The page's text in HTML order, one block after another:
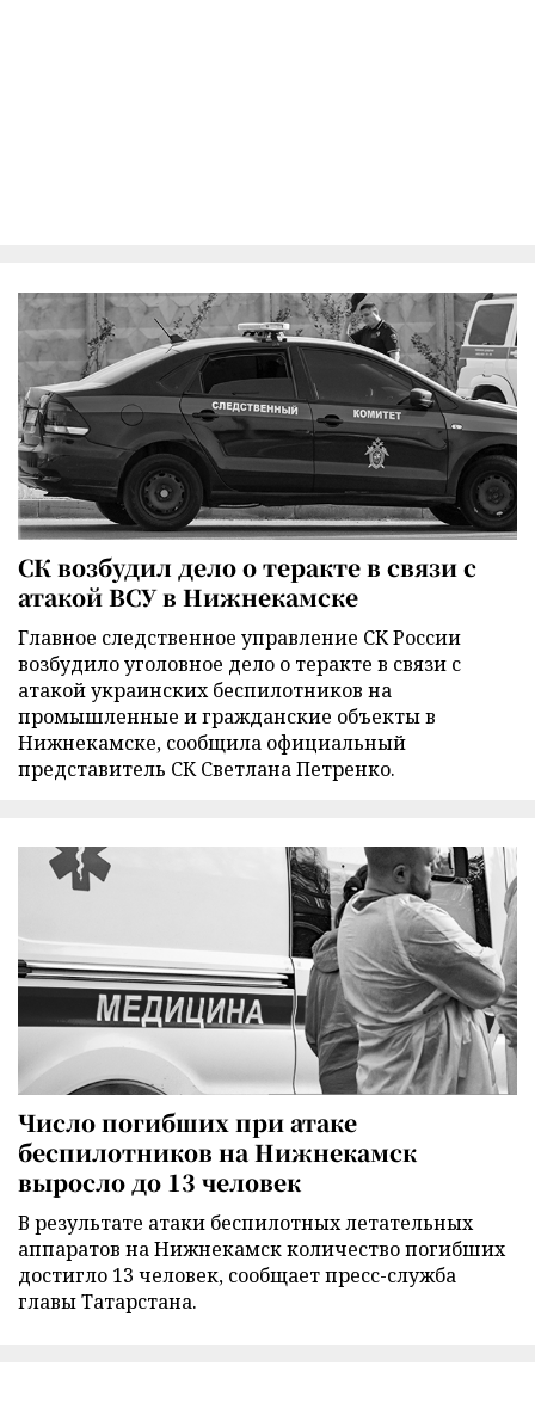
СК возбудил дело о теракте в связи с
атакой ВСУ в Нижнекамске
Главное следственное управление СК России
возбудило уголовное дело о теракте в связи с
атакой украинских беспилотников на
промышленные и гражданские объекты в
Нижнекамске, сообщила официальный
представитель СК Светлана Петренко.
Число погибших при атаке
беспилотников на Нижнекамск
выросло до 13 человек
В результате атаки беспилотных летательных
аппаратов на Нижнекамск количество погибших
достигло 13 человек, сообщает пресс-служба
главы Татарстана.